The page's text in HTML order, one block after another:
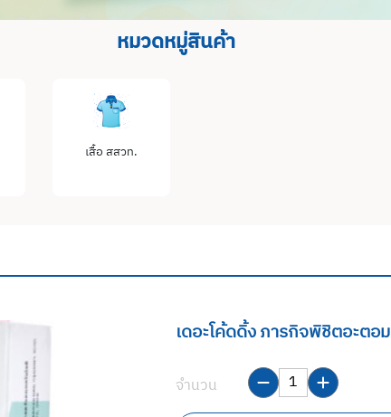
หมวดหมู่สินค้า
เสื้อ สสวท.
เดอะโค้ดดิ้ง ภารกิจพิชิตอะตอม
จำนวน